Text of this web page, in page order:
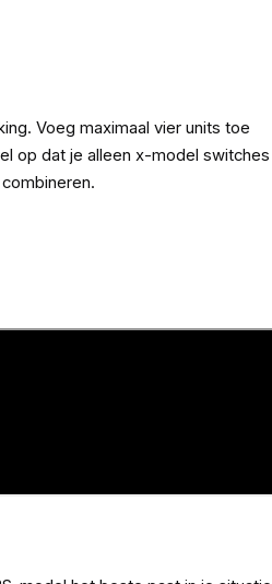
Voeg maximaal vier units toe
op dat je alleen x-model switches